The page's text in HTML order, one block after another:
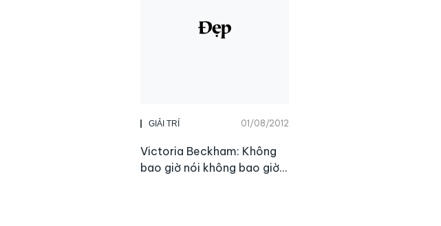
GIẢI TRÍ 01/08/2012
Victoria Beckham: Không
bao giờ nói không bao giờ…